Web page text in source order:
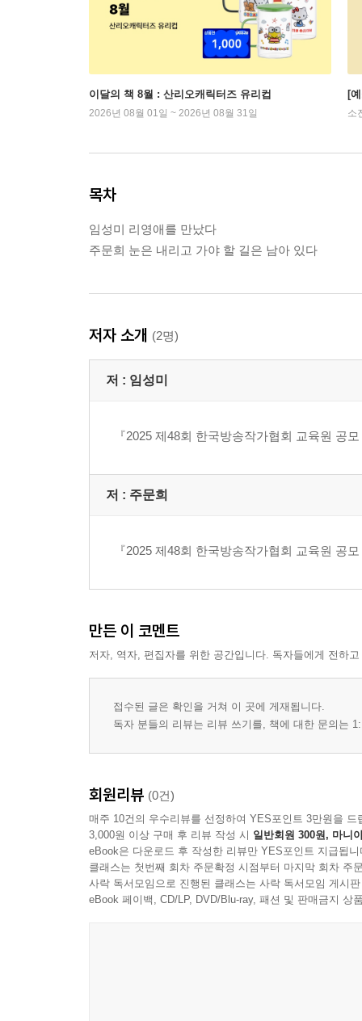
이달의 책 8월 : 산리오캐릭터즈 유리컵
2026년 08월 01일 ~ 2026년 08월 31일
[
소
목차
임성미 리영애를 만났다
주문희 눈은 내리고 가야 할 길은 남아 있다
저자 소개 (2명)
저 : 임성미
『2025 제48회 한국방송작가협회 교육원 공
저 : 주문희
『2025 제48회 한국방송작가협회 교육원 공
만든 이 코멘트
저자, 역자, 편집자를 위한 공간입니다. 독자들에게 전하
접수된 글은 확인을 거쳐 이 곳에 게재됩니다.
독자 분들의 리뷰는 리뷰 쓰기를, 책에 대한 문의는
회원리뷰 (0건)
매주 10건의 우수리뷰를 선정하여 YES포인트 3만원을 드
3,000원 이상 구매 후 리뷰 작성 시 일반회원 300원, 마니
eBook은 다운로드 후 작성한 리뷰만 YES포인트 지급됩니
클래스는 첫번째 회차 주문확정 시점부터 마지막 회차 주
사락 독서모임으로 진행된 클래스는 사락 독서모임 게시
eBook 페이백, CD/LP, DVD/Blu-ray, 패션 및 판매금지 상